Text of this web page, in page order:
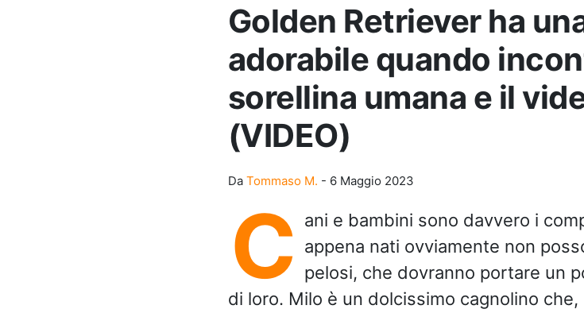
Golden Retriever ha
adorabile quando
sorellina umana e il
(VIDEO)
Da Tommaso M. - 6 Maggio 2023
C ani e bambini sono davvero i
appena nati ovviamente non
pelosi, che dovranno portare un
di loro. Milo è un dolcissimo cagnolino